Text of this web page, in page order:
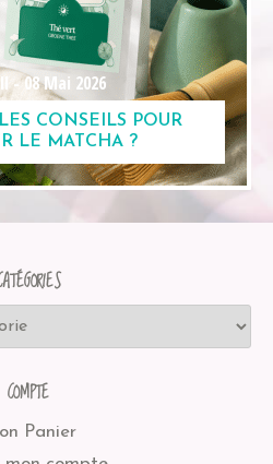
-08 Mai 2026
CONSEILS POUR
LE MATCHA ?
COMPTE
Panier